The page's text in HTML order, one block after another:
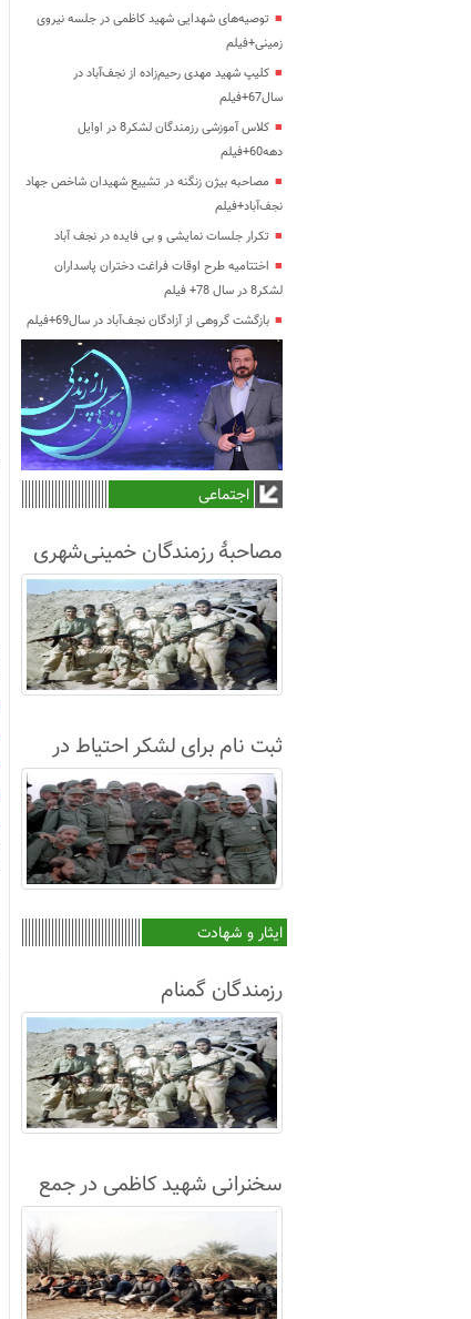
توصیه‌های شهدایی شهید کاظمی در جلسه نیروی
زمینی+فیلم
کلیپ شهید مهدی رحیم‌زاده از نجف‌آباد در
سال67+فیلم
کلاس آموزشی رزمندگان لشکر8 در اوایل
دهه60+فیلم
مصاحبه بیژن زنگنه در تشییع شهیدان شاخص جهاد
نجف‌آباد+فیلم
تکرار جلسات نمایشی و بی فایده در نجف آباد
اختتامیه طرح اوقات فراغت دختران پاسداران
لشکر8 در سال 78+ فیلم
بازگشت گروهی از آزادگان نجف‌آباد در سال69+فیلم
اجتماعی
مصاحبۀ رزمندگان خمینی‌شهری
لشکر8 در سال63+فیلم
ثبت نام برای لشکر احتیاط در
نجف آباد
ایثار و شهادت
رزمندگان گمنام
سخنرانی شهید کاظمی در جمع
غواصان لشکر8+فیلم